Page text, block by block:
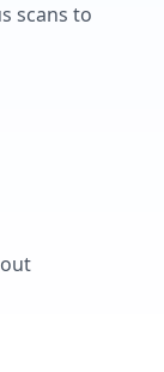
scans to